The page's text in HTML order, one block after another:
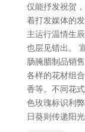
仅能抒发祝贺
着打发媒体的
主运行温情生
也层见错出。
肠腌腊制品销
各样的花材组
香等。不同花
色玫瑰标识利
日葵则传递阳